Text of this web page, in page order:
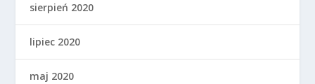
sierpień 2020
lipiec 2020
maj 2020